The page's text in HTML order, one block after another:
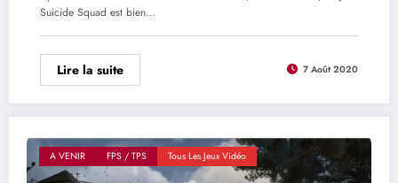
Suicide Squad est bien…
Lire la suite 7 Août 2020
A VENIR FPS / TPS Tous Les Jeux Vidéo